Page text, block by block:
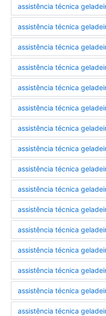
assistência técnica
assistência técnica
assistência técnica
assistência técnica
assistência técnica
assistência técnica
assistência técnica
assistência técnica
assistência técnica
assistência técnica
assistência técnica
assistência técnica
assistência técnica
assistência técnica
assistência técnica
assistência técnica